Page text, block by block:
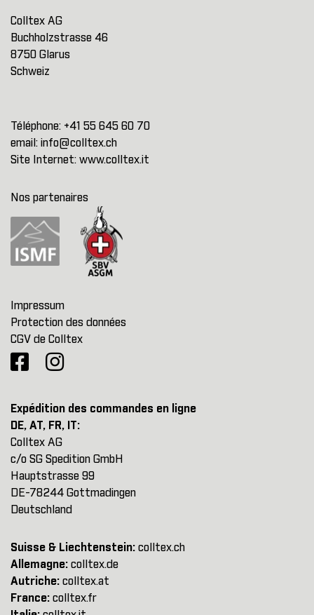
Colltex AG
Buchholzstrasse 46
8750 Glarus
Schweiz
Téléphone: +41 55 645 60 70
email: info@colltex.ch
Site Internet: www.colltex.it
Nos partenaires
Impressum
Protection des données
CGV de Colltex
Expédition des commandes en ligne
DE, AT, FR, IT:
Colltex AG
c/o SG Spedition GmbH
Hauptstrasse 99
DE-78244 Gottmadingen
Deutschland
Suisse & Liechtenstein: colltex.ch
Allemagne: colltex.de
Autriche: colltex.at
France: colltex.fr